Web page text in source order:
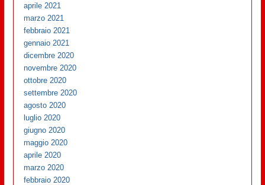
aprile 2021
marzo 2021
febbraio 2021
gennaio 2021
dicembre 2020
novembre 2020
ottobre 2020
settembre 2020
agosto 2020
luglio 2020
giugno 2020
maggio 2020
aprile 2020
marzo 2020
febbraio 2020